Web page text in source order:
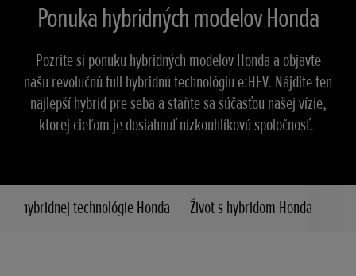
Ponuka hybridných modelov Honda
Pozrite si ponuku hybridných modelov Honda a objavte
našu revolučnú full hybridnú technológiu e:HEV. Nájdite ten
najlepší hybrid pre seba a staňte sa súčasťou našej vízie,
ktorej cieľom je dosiahnuť nízkouhlíkovú spoločnosť.
hybridnej technológie Honda Život s hybridom Honda